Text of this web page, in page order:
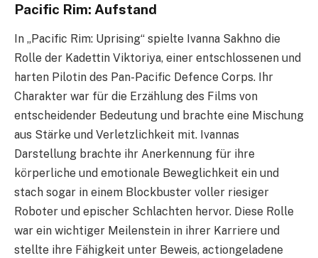
Pacific Rim: Aufstand
In „Pacific Rim: Uprising“ spielte Ivanna Sakhno die
Rolle der Kadettin Viktoriya, einer entschlossenen und
harten Pilotin des Pan-Pacific Defence Corps. Ihr
Charakter war für die Erzählung des Films von
entscheidender Bedeutung und brachte eine Mischung
aus Stärke und Verletzlichkeit mit. Ivannas
Darstellung brachte ihr Anerkennung für ihre
körperliche und emotionale Beweglichkeit ein und
stach sogar in einem Blockbuster voller riesiger
Roboter und epischer Schlachten hervor. Diese Rolle
war ein wichtiger Meilenstein in ihrer Karriere und
stellte ihre Fähigkeit unter Beweis, actiongeladene